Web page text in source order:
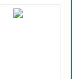
级